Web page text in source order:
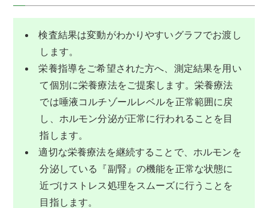
検査結果は変動がわかりやすいグラフでお渡し
します。
栄養指導をご希望された方へ、測定結果を用い
て個別に栄養療法をご提案します。栄養療法
では唾液コルチゾールレベルを正常範囲に戻
し、ホルモン分泌が正常に行われることを目
指します。
適切な栄養療法を継続することで、ホルモンを
分泌している『副腎』の機能を正常な状態に
近づけストレス処理をスムーズに行うことを
目指します。